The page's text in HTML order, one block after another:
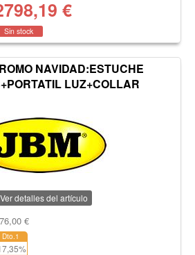
€
Sin stock
NAVIDAD:ESTUCHE
LUZ+COLLAR
Ver detalles del artículo
€
Dto.1
%